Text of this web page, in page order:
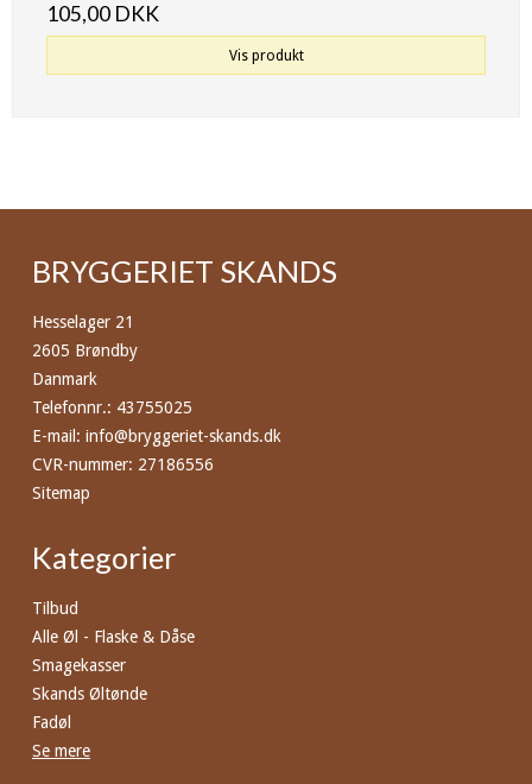
105,00 DKK
Vis produkt
BRYGGERIET SKANDS
Hesselager 21
2605 Brøndby
Danmark
Telefonnr.: 43755025
E-mail : info@bryggeriet-skands.dk
CVR-nummer: 27186556
Sitemap
Kategorier
Tilbud
Alle Øl - Flaske & Dåse
Smagekasser
Skands Øltønde
Fadøl
Se mere